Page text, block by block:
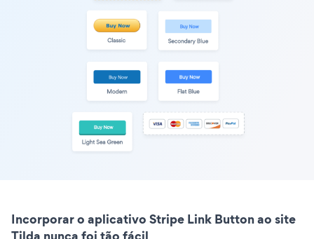
Incorporar o aplicativo Stripe Link Button ao site